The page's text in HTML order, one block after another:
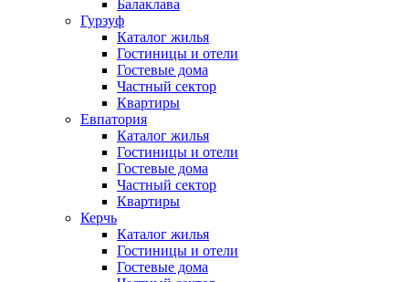
Балаклава
Гурзуф
Каталог жилья
Гостиницы и отели
Гостевые дома
Частный сектор
Квартиры
Евпатория
Каталог жилья
Гостиницы и отели
Гостевые дома
Частный сектор
Квартиры
Керчь
Каталог жилья
Гостиницы и отели
Гостевые дома